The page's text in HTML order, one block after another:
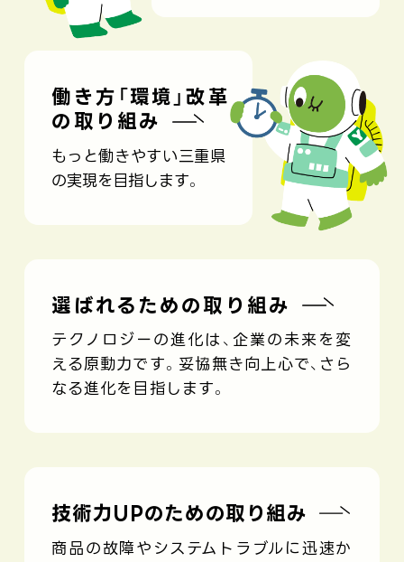
働き方「環境」改革
の取り組み
もっと働きやすい三重県
の実現を目指します。
選ばれるための取り組み
テクノロジーの進化は、企業の未来を変
える原動力です。 妥協無き向上心で、さら
なる進化を目指します。
技術力UPのための取り組み
商品の故障やシステムトラブルに迅速か